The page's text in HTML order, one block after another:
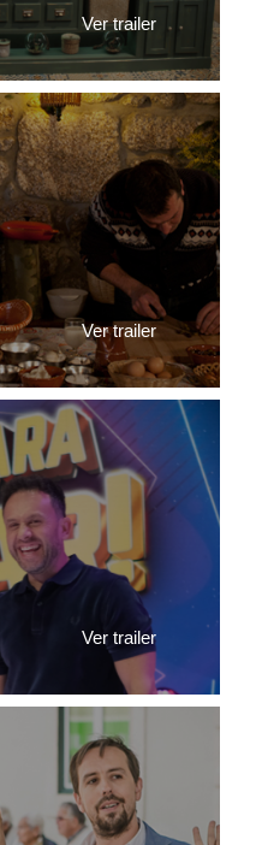
Ver trailer
Ver trailer
Ver trailer